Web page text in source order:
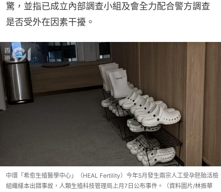
驚，並指已成立內部調查小組及會全力配合警方調查
是否受外在因素干擾。
中環「希愈生殖醫學中心」（HEAL Fertility）今年5月發生兩宗人工受孕胚胎活檢
組織樣本出錯事故，人類生殖科技管理局上月7日公布事件。（資料圖片/林振華